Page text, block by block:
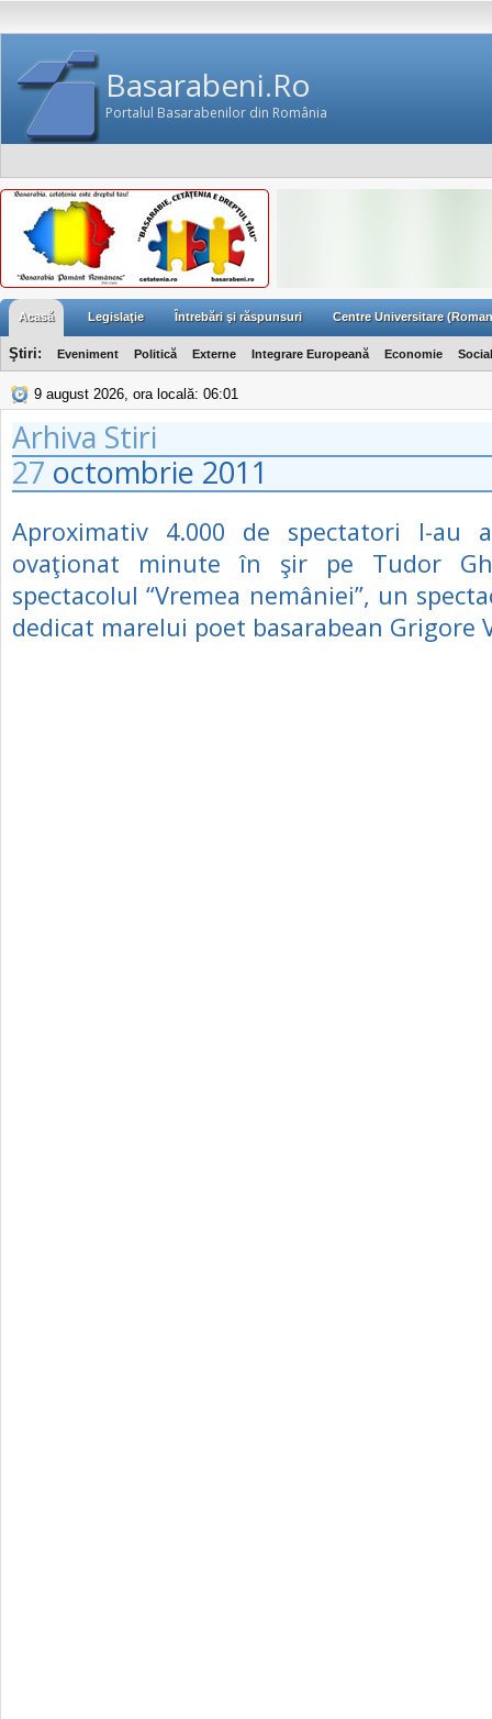
Basarabeni.Ro
Portalul Basarabenilor din România
Acasă Legislaţie Întrebări şi răspunsuri Centre Universitare
Ştiri: Eveniment Politică Externe Integrare Europeană Economie Social
9 august 2026, ora locală: 06:01
Arhiva Stiri
27 octombrie 2011
Aproximativ 4.000 de spectatori l-au
ovaţionat minute în şir pe Tudor
spectacolul “Vremea nemâniei”, un
dedicat marelui poet basarabean Grigore